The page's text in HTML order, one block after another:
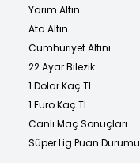
Yarım Altın
Ata Altın
Cumhuriyet Altını
22 Ayar Bilezik
1 Dolar Kaç TL
1 Euro Kaç TL
Canlı Maç Sonuçları
Süper Lig Puan Durumu